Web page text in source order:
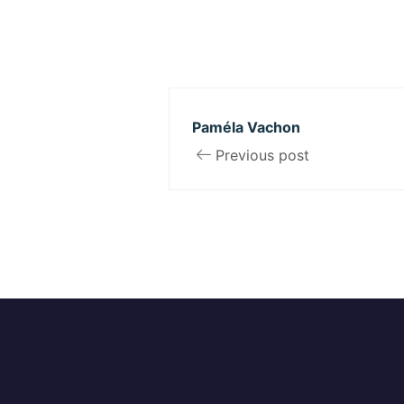
Paméla Vachon
Previous post